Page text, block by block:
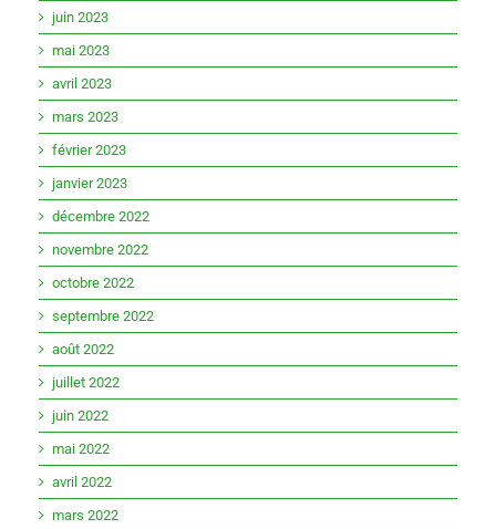
juin 2023
mai 2023
avril 2023
mars 2023
février 2023
janvier 2023
décembre 2022
novembre 2022
octobre 2022
septembre 2022
août 2022
juillet 2022
juin 2022
mai 2022
avril 2022
mars 2022